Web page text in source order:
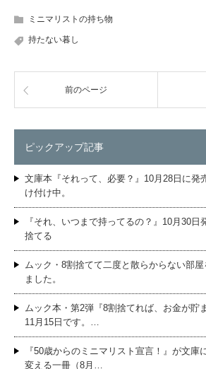
ミニマリストの持ち物
持たない暮し
前のページ
ピックアップ記事
文庫本『それって、必要？』10月28日に発
け付け中。
『それ、いつまで持ってるの？』10月30日
捨てる
ムック・8割捨てて二度と散らからない部
ました。
ムック本・第2弾『8割捨てれば、お金が貯
11月15日です。…
『50歳からのミニマリスト宣言！』が文庫
変える一冊（8月…